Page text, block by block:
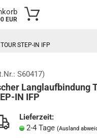
EUR
STEP-IN IFP
S60417)
Langlaufbindung
IN IFP
Lieferzeit:
2-4 Tage (Ausland